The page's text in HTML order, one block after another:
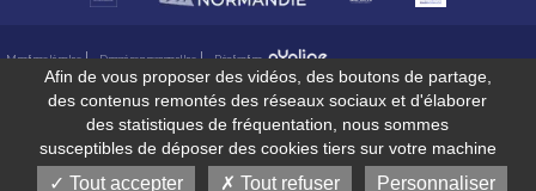
Mentions légales Données personnelles Réalisation
Afin de vous proposer des vidéos, des boutons de partage,
des contenus remontés des réseaux sociaux et d'élaborer
des statistiques de fréquentation, nous sommes
susceptibles de déposer des cookies tiers sur votre machine
Tout accepter Tout refuser Personnaliser